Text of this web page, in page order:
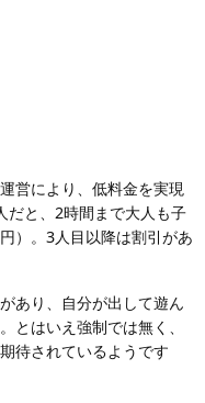
営により、低料金を実現
だと、2時間まで大人も子
）。3人目以降は割引があ
あり、自分が出して遊ん
とはいえ強制では無く、
待されているようです